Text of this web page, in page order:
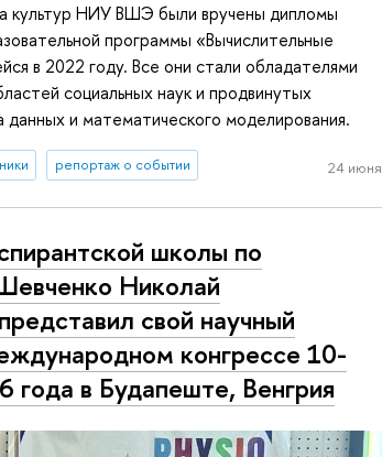
культур НИУ ВШЭ были вручены дипломы
программы «Вычислительные
в 2022 году. Все они стали обладателями
социальных наук и продвинутых
и математического моделирования.
репортаж о событии 24 июня
школы по
Николай
свой научный
конгрессе 10-
года в Будапеште, Венгрия